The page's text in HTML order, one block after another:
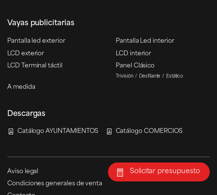
Solicitar presupuesto
Vayas publicitarias
Pantalla led exterior Pantalla Led interior
LCD exterior LCD interior
LCD Terminal táctil Panel Clásico
Trivisión Desfilante Estático
A medida
Descargas
Catálogo AYUNTAMIENTOS Catálogo COMERCIOS
Aviso legal
Condiciones generales de venta